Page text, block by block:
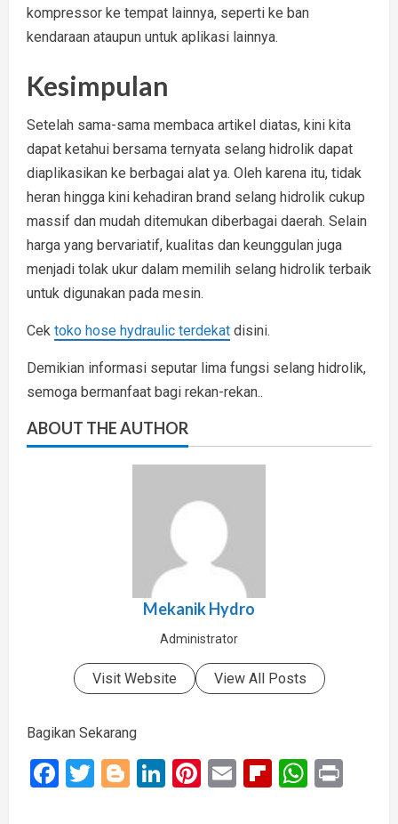
kompressor ke tempat lainnya, seperti ke ban
kendaraan ataupun untuk aplikasi lainnya.
Kesimpulan
Setelah sama-sama membaca artikel diatas, kini kita
dapat ketahui bersama ternyata selang hidrolik dapat
diaplikasikan ke berbagai alat ya. Oleh karena itu, tidak
heran hingga kini kehadiran brand selang hidrolik cukup
massif dan mudah ditemukan diberbagai daerah. Selain
harga yang bervariatif, kualitas dan keunggulan juga
menjadi tolak ukur dalam memilih selang hidrolik terbaik
untuk digunakan pada mesin.
Cek toko hose hydraulic terdekat disini.
Demikian informasi seputar lima fungsi selang hidrolik,
semoga bermanfaat bagi rekan-rekan..
ABOUT THE AUTHOR
Mekanik Hydro
Administrator
Visit Website View All Posts
Bagikan Sekarang
Facebook
Twitter
Blogger
LinkedIn
Pinterest
EmailFlipboard